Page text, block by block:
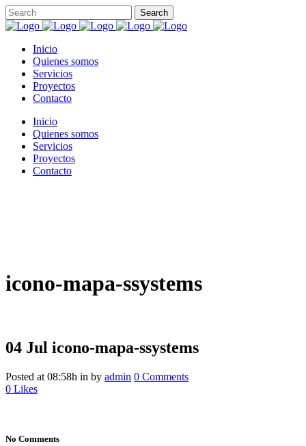
Inicio
Quienes somos
Servicios
Proyectos
Contacto
Inicio
Quienes somos
Servicios
Proyectos
Contacto
icono-mapa-ssystems
04 Jul icono-mapa-ssystems
Posted at 08:58h in by admin 0 Comments
0 Likes
No Comments